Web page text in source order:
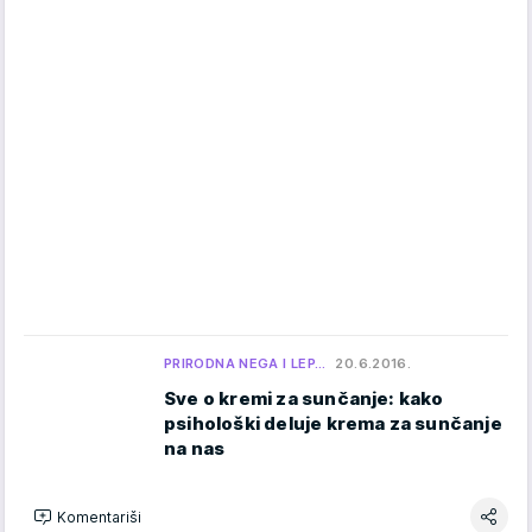
PRIRODNA NEGA I LEP… 20.6.2016.
Sve o kremi za sunčanje: kako
psihološki deluje krema za sunčanje
na nas
Komentariši